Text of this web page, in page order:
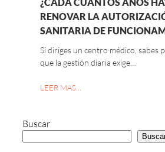
RENOVAR LA
SANITARIA DE
Si diriges un centro médico, sabes
que la gestión diaria exige…
LEER MAS…
Buscar